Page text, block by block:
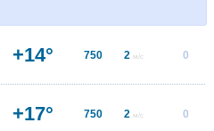
+14° 750 2 м/с 0
+17° 750 2 м/с 0